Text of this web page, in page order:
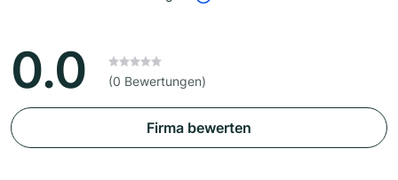
0.0 (0 Bewertungen)
Firma bewerten